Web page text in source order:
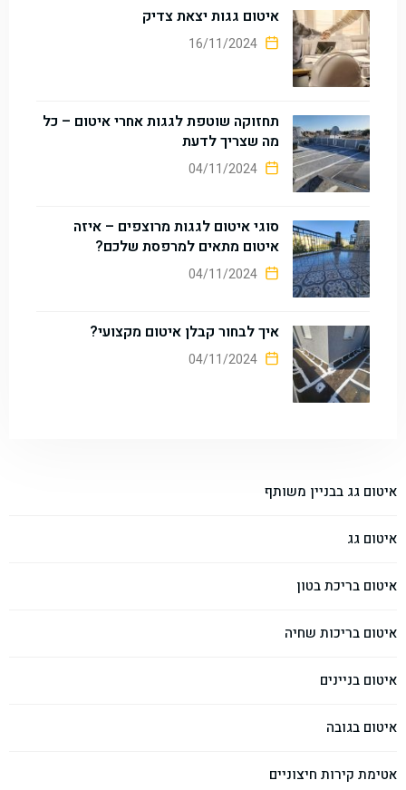
איטום גגות יצאת צדיק
תחזוקה שוטפת לגגות אחרי איטום – כל
מה שצריך לדעת
סוגי איטום לגגות מרוצפים – איזה
איטום מתאים למרפסת שלכם?
איך לבחור קבלן איטום מקצועי?
איטום גג בבניין משותף
איטום גג
איטום בריכת בטון
איטום בריכות שחיה
איטום בניינים
איטום בגובה
אטימת קירות חיצוניים